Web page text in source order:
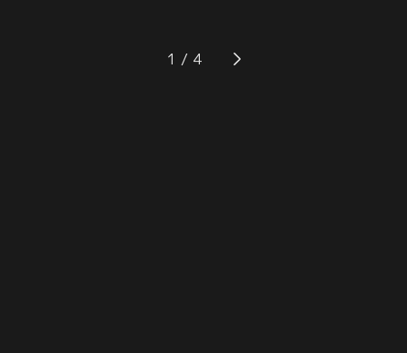
の猛チャージで倒されてしまう。そ
の後もイタリアの徹底マークを受け
声も高い名プレイヤーだ。そのまま
0対0で折り返し、後半がスタート。
1